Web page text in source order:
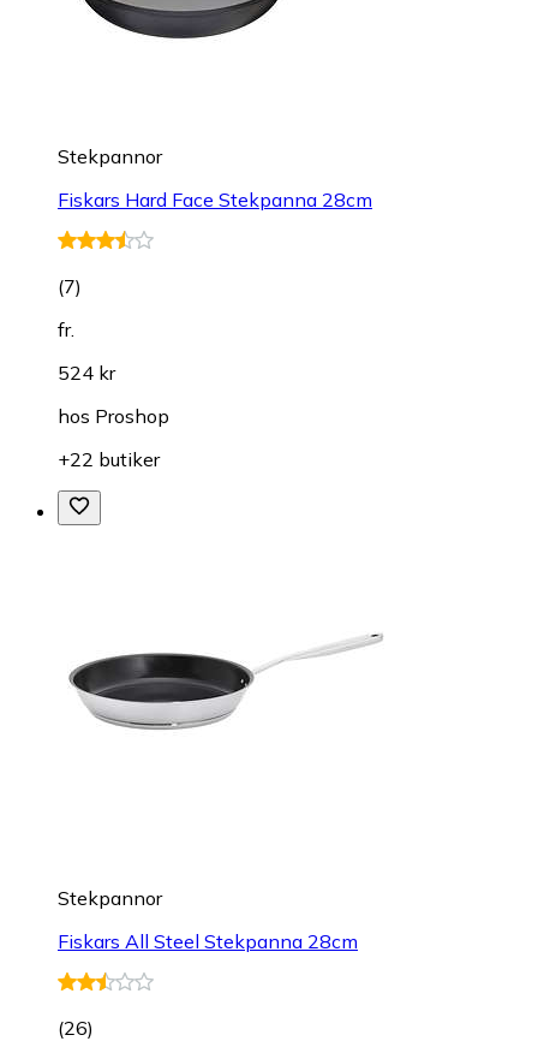
Stekpannor
Fiskars Hard Face Stekpanna 28cm
(7)
fr.
524 kr
hos Proshop
+22 butiker
Stekpannor
Fiskars All Steel Stekpanna 28cm
(26)